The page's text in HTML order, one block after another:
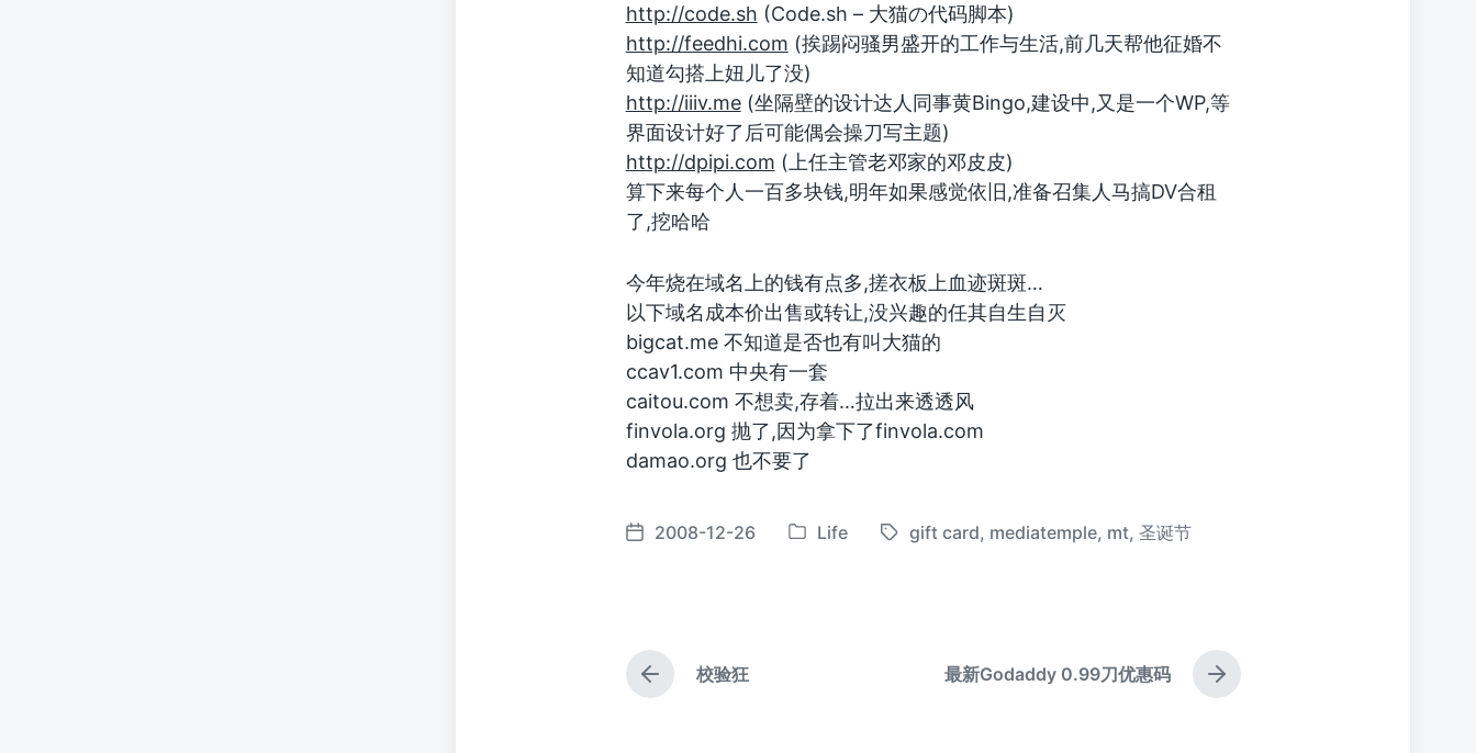
http://code.sh (Code.sh – 大猫の代码脚本)
http://feedhi.com (挨踢闷骚男盛开的工作与生活,前几天帮他征婚不
知道勾搭上妞儿了没)
http://iiiv.me(坐隔壁的设计达人同事黄Bingo,建设中,又是一个WP,等
界面设计好了后可能偶会操刀写主题)
http://dpipi.com (上任主管老邓家的邓皮皮)
算下来每个人一百多块钱,明年如果感觉依旧,准备召集人马搞DV合租
了,挖哈哈
今年烧在域名上的钱有点多,搓衣板上血迹斑斑…
以下域名成本价出售或转让,没兴趣的任其自生自灭
bigcat.me 不知道是否也有叫大猫的
ccav1.com 中央有一套
caitou.com 不想卖,存着…拉出来透透风
finvola.org 抛了,因为拿下了finvola.com
damao.org 也不要了
发
2008-12-26
发
Life
标
gift card, mediatemple, mt, 圣诞节
上
篇
校验狂
下
篇
最新Godaddy 0.99刀优惠码